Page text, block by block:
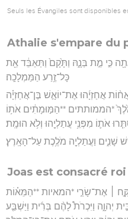
Seuls les Évangiles sont disponibles
Athalie s'empare du
כִּ֣י מֵ֣ת בְּנָ֑הּ וַתָּ֙קָם֙ וַתְּאַבֵּ֔ד אֵ֖ת
כָּל־זֶ֥רַע הַמַּמְלָכָֽה׃
אֲחַזְיָ֜הוּ אֶת־יוֹאָ֣שׁ בֶּן־אֲחַזְיָ֗ה
*הממותתים **הַמּ֣וּמָתִ֔ים אֹת֥וֹ
אֹת֛וֹ מִפְּנֵ֥י עֲתַלְיָ֖הוּ וְלֹ֥א הוּמָֽת׃
שָׁנִ֑ים וַעֲתַלְיָ֖ה מֹלֶ֥כֶת עַל־הָאָֽרֶץ׃
Joas est consacré roi
׀ אֶת־שָׂרֵ֣י *המאיות **הַמֵּא֗וֹת
יְהוָ֑ה וַיִּכְרֹת֩ לָהֶ֨ם בְּרִ֜ית וַיַּשְׁבַּ֤ע